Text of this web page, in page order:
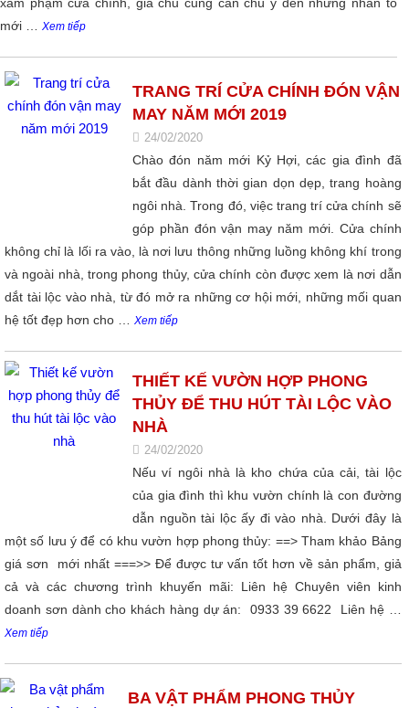
mới … Xem tiếp
TRANG TRÍ CỬA CHÍNH ĐÓN VẬN
MAY NĂM MỚI 2019
24/02/2020
Chào đón năm mới Kỷ Hợi, các gia đình đã
bắt đầu dành thời gian dọn dẹp, trang hoàng
ngôi nhà. Trong đó, việc trang trí cửa chính sẽ
góp phần đón vận may năm mới. Cửa chính
không chỉ là lối ra vào, là nơi lưu thông những luồng không khí trong
và ngoài nhà, trong phong thủy, cửa chính còn được xem là nơi dẫn
dắt tài lộc vào nhà, từ đó mở ra những cơ hội mới, những mối quan
hệ tốt đẹp hơn cho … Xem tiếp
THIẾT KẾ VƯỜN HỢP PHONG
THỦY ĐỂ THU HÚT TÀI LỘC VÀO
NHÀ
24/02/2020
Nếu ví ngôi nhà là kho chứa của cải, tài lộc
của gia đình thì khu vườn chính là con đường
dẫn nguồn tài lộc ấy đi vào nhà. Dưới đây là
một số lưu ý để có khu vườn hợp phong thủy: ==> Tham khảo Bảng
giá sơn mới nhất ===>> Để được tư vấn tốt hơn về sản phẩm, giả
cả và các chương trình khuyến mãi: Liên hệ Chuyên viên kinh
doanh sơn dành cho khách hàng dự án: 0933 39 6622 Liên hệ …
Xem tiếp
BA VẬT PHẨM PHONG THỦY